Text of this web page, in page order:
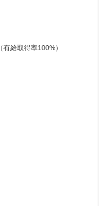
給取得率100%）